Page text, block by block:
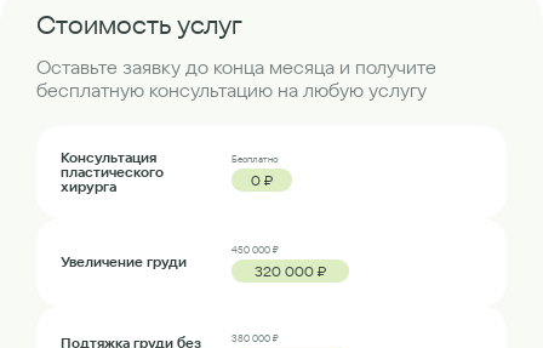
Стоимость услуг
Оставьте заявку до конца месяца и получите
бесплатную консультацию на любую услугу
Консультация
пластического
хирурга
Бесплатно
0 ₽
Увеличение груди
450 000 ₽
320 000 ₽
Подтяжка груди без
380 000 ₽